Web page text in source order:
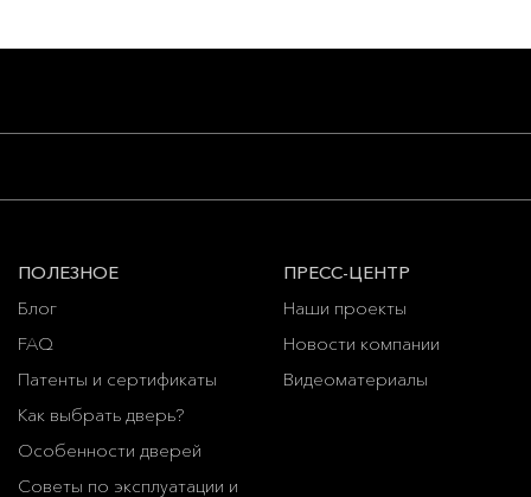
ПОЛЕЗНОЕ
Блог
FAQ
Патенты и сертификаты
Как выбрать дверь?
Особенности дверей
Советы по эксплуатации и
ПРЕСС-ЦЕНТР
Наши проекты
Новости компании
Видеоматериалы